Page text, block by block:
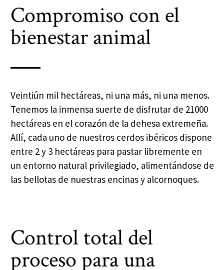
Compromiso con el
bienestar animal
Veintiún mil hectáreas, ni una más, ni una menos.
Tenemos la inmensa suerte de disfrutar de 21000
hectáreas en el corazón de la dehesa extremeña.
Allí, cada uno de nuestros cerdos ibéricos dispone
entre 2 y 3 hectáreas para pastar libremente en
un entorno natural privilegiado, alimentándose de
las bellotas de nuestras encinas y alcornoques.
Control total del
proceso para una